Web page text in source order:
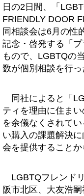
日の2日間、「
FRIENDLY DOOR
同相談会は6月の性
記念・啓発する「
もので、LGBTQの
数が個別相談を行っ
同社によると「
ティを理由に住まい
を余儀なくされて
い購入の課題解決
会を提供することか
LGBTQフレンド
阪市北区、大友浩